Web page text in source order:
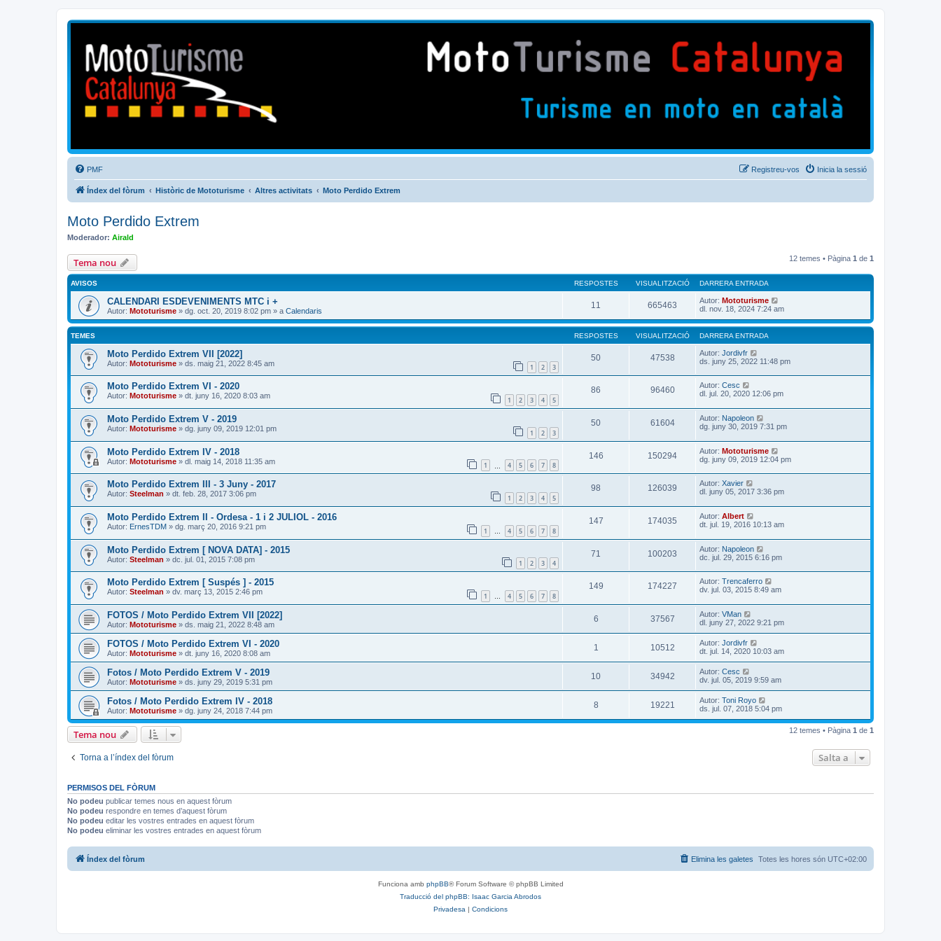
Mototurisme
Turisme en moto en català
PMF Inicia la sessió
Registreu-vos
Índex del fòrum Històric de Mototurisme Altres activitats Moto Perdido Extrem
Moto Perdido Extrem
Moderador: Airald
Tema nou 12 temes • Pàgina 1 de 1
AVISOS RESPOSTES VISUALITZACIÓ DARRERA ENTRADA
CALENDARI ESDEVENIMENTS MTC i +
Autor: Mototurisme » dg. oct. 20, 2019 8:02 pm » a Calendaris
11 665463 Autor: Mototurisme
dl. nov. 18, 2024 7:24 am
TEMES RESPOSTES VISUALITZACIÓ DARRERA ENTRADA
Moto Perdido Extrem VII [2022]
Autor: Mototurisme » ds. maig 21, 2022 8:45 am 1 2 3
50 47538 Autor: Jordivfr
ds. juny 25, 2022 11:48 pm
Moto Perdido Extrem VI - 2020
Autor: Mototurisme » dt. juny 16, 2020 8:03 am 1 2 3 4 5
86 96460 Autor: Cesc
dl. jul. 20, 2020 12:06 pm
Moto Perdido Extrem V - 2019
Autor: Mototurisme » dg. juny 09, 2019 12:01 pm 1 2 3
50 61604 Autor: Napoleon
dg. juny 30, 2019 7:31 pm
Moto Perdido Extrem IV - 2018
Autor: Mototurisme » dl. maig 14, 2018 11:35 am 1 4 5 6 7 8
146 150294 Autor: Mototurisme
dg. juny 09, 2019 12:04 pm
Moto Perdido Extrem III - 3 Juny - 2017
Autor: Steelman » dt. feb. 28, 2017 3:06 pm 1 2 3 4 5
98 126039 Autor: Xavier
dl. juny 05, 2017 3:36 pm
Moto Perdido Extrem II - Ordesa - 1 i 2 JULIOL - 2016
Autor: ErnesTDM » dg. març 20, 2016 9:21 pm 1 … 4 5 6 7 8
147 174035 Autor: Albert
dt. jul. 19, 2016 10:13 am
Moto Perdido Extrem [ NOVA DATA] - 2015
Autor: Steelman » dc. jul. 01, 2015 7:08 pm 1 2 3 4
71 100203 Autor: Napoleon
dc. jul. 29, 2015 6:16 pm
Moto Perdido Extrem [ Suspés ] - 2015
Autor: Steelman » dv. març 13, 2015 2:46 pm 1 … 4 5 6 7 8
149 174227 Autor: Trencaferro
dv. jul. 03, 2015 8:49 am
FOTOS / Moto Perdido Extrem VII [2022]
Autor: Mototurisme » ds. maig 21, 2022 8:48 am
6 37567 Autor: VMan
dl. juny 27, 2022 9:21 pm
FOTOS / Moto Perdido Extrem VI - 2020
Autor: Mototurisme » dt. juny 16, 2020 8:08 am
1 10512 Autor: Jordivfr
dt. jul. 14, 2020 10:03 am
Fotos / Moto Perdido Extrem V - 2019
Autor: Mototurisme » ds. juny 29, 2019 5:31 pm
10 34942 Autor: Cesc
dv. jul. 05, 2019 9:59 am
Fotos / Moto Perdido Extrem IV - 2018
Autor: Mototurisme » dg. juny 24, 2018 7:44 pm
8 19221 Autor: Toni Royo
ds. jul. 07, 2018 5:04 pm
Tema nou 12 temes • Pàgina 1 de 1
Torna a l’índex del fòrum Salta a
PERMISOS DEL FÒRUM
No podeu publicar temes nous en aquest fòrum
No podeu respondre en temes d’aquest fòrum
No podeu editar les vostres entrades en aquest fòrum
No podeu eliminar les vostres entrades en aquest fòrum
Índex del fòrum Totes les hores són UTC+02:00
Elimina les galetes
Funciona amb phpBB® Forum Software © phpBB Limited
Traducció del phpBB: Isaac Garcia Abrodos
Privadesa
Condicions